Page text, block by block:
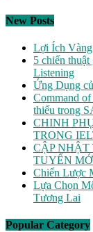
New Posts
Lợi Ích
5 chiến
Listening
Ứng Dụng
Command
thiếu trong
CHINH
TRONG
CẬP NHẬT
TUYỂN
Chiến Lược
Lựa Chọn
Tương Lai
Popular Category